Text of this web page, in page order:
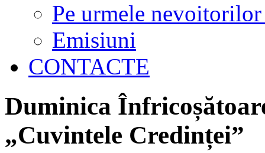
Pe urmele nevoitorilor
Emisiuni
CONTACTE
Duminica
„Cuvintele Credinței”